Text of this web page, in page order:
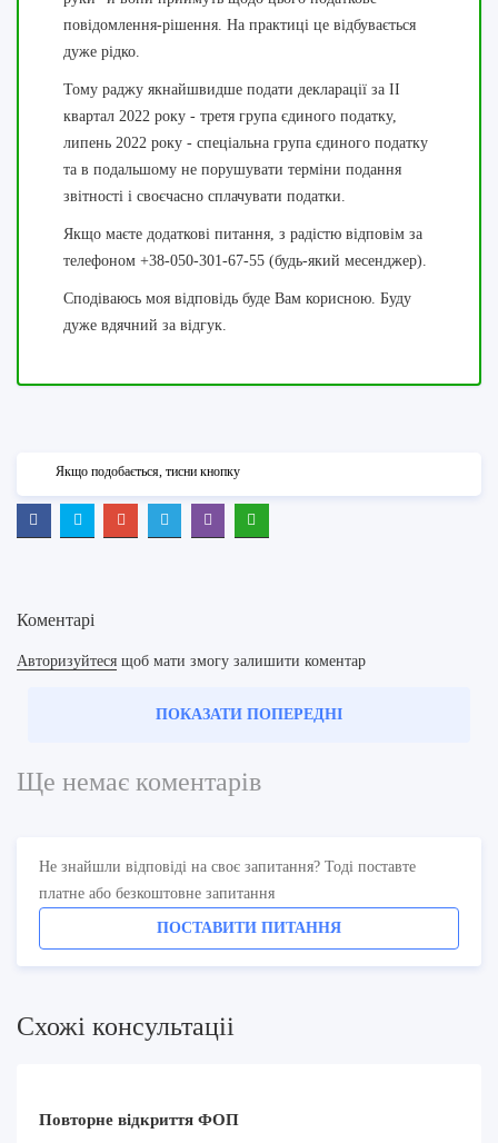
повідомлення-рішення. На практиці це відбувається
дуже рідко.
Тому раджу якнайшвидше подати декларації за ІІ
квартал 2022 року - третя група єдиного податку,
липень 2022 року - спеціальна група єдиного податку
та в подальшому не порушувати терміни подання
звітності і своєчасно сплачувати податки.
Якщо маєте додаткові питання, з радістю відповім за
телефоном +38-050-301-67-55 (будь-який месенджер).
Сподіваюсь моя відповідь буде Вам корисною. Буду
дуже вдячний за відгук.
Якщо подобається, тисни кнопку
Коментарі
Авторизуйтеся щоб мати змогу залишити коментар
ПОКАЗАТИ ПОПЕРЕДНІ
Ще немає коментарів
Не знайшли відповіді на своє запитання? Тоді поставте
платне або безкоштовне запитання
ПОСТАВИТИ ПИТАННЯ
Схожi консультацii
Повторне відкриття ФОП